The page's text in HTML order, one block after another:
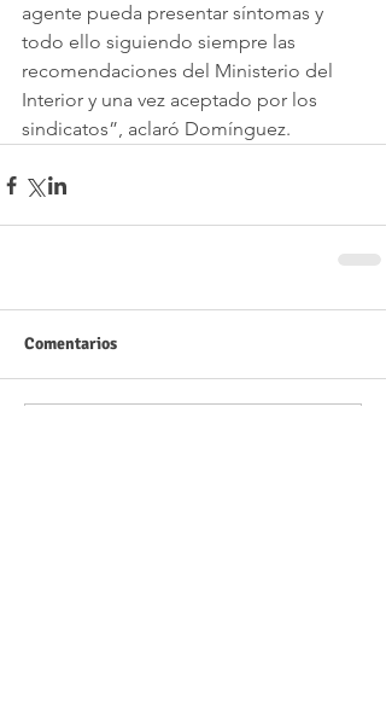
agente pueda presentar síntomas y
todo ello siguiendo siempre las
recomendaciones del Ministerio del
Interior y una vez aceptado por los
sindicatos”, aclaró Domínguez.
Comentarios